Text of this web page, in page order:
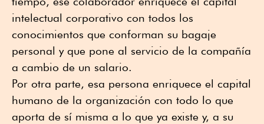
intelectual corporativo con todos los
conocimientos que conforman su bagaje
personal y que pone al servicio de la compañía
a cambio de un salario.
Por otra parte, esa persona enriquece el capital
humano de la organización con todo lo que
aporta de sí misma a lo que ya existe y, a su